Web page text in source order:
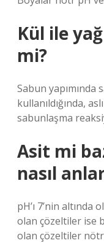
Kül ile
mi?
Sabun
kullanıldığında,
sabunlaşma
Asit mi
nasıl
pH’ı 7’nin
olan çözeltiler ise
olan çözeltiler